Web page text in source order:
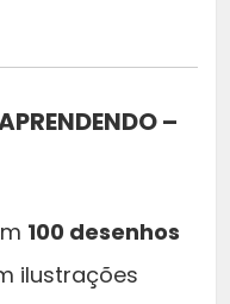
–
100 desenhos
ilustrações